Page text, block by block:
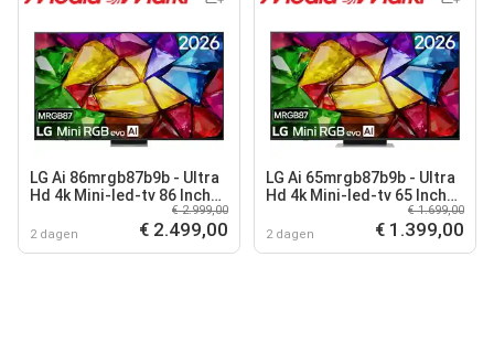
LG Ai 86mrgb87b9b - Ultra
Hd 4k Mini-led-tv 86 Inch
2 dagen
€ 2.999,00
€ 2.499,00
LG Ai 65mrgb87b9b - Ultra
Hd 4k Mini-led-tv 65 Inch
2 dagen
€ 1.699,00
€ 1.399,00